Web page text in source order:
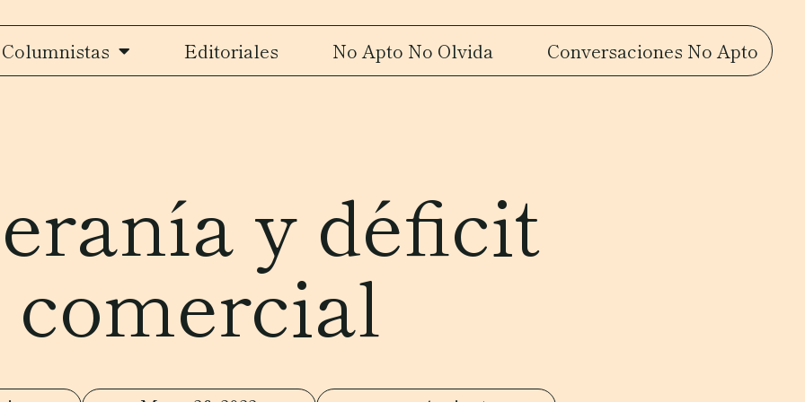
Columnistas Editoriales No Apto No Olvida Conversaciones No Apto
y déficit
comercial